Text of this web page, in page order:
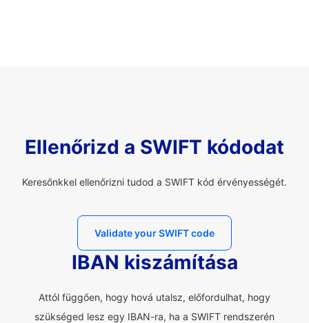
Ellenőrizd a SWIFT kódodat
Keresőnkkel ellenőrizni tudod a SWIFT kód érvényességét.
Validate your SWIFT code
IBAN kiszámítása
Attól függően, hogy hová utalsz, előfordulhat, hogy
szükséged lesz egy IBAN-ra, ha a SWIFT rendszerén